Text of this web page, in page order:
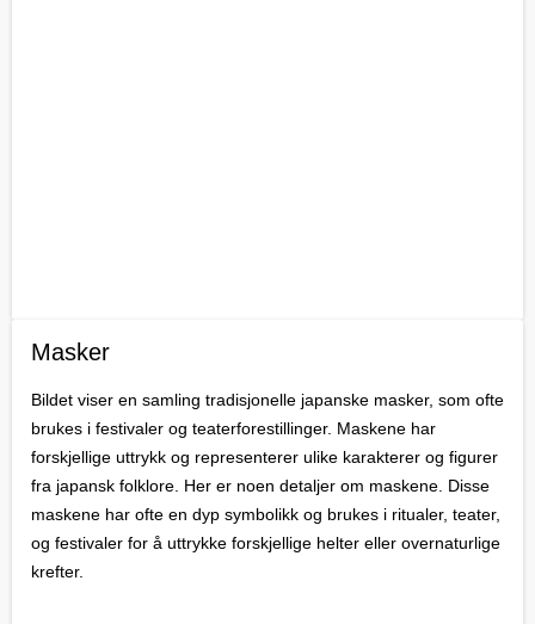
Masker
Bildet viser en samling tradisjonelle japanske masker, som ofte
brukes i festivaler og teaterforestillinger. Maskene har
forskjellige uttrykk og representerer ulike karakterer og figurer
fra japansk folklore. Her er noen detaljer om maskene. Disse
maskene har ofte en dyp symbolikk og brukes i ritualer, teater,
og festivaler for å uttrykke forskjellige helter eller overnaturlige
krefter.